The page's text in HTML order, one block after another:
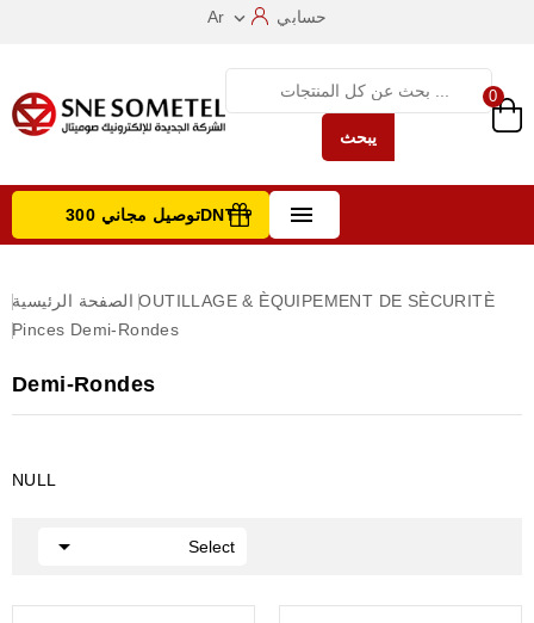
Ar  حسابي
يبحث
0
 توصيل مجاني 300DNT +
الصفحة الرئيسية OUTILLAGE & ÈQUIPEMENT DE SÈCURITÈ
Pinces Demi-Rondes
Demi-Rondes
NULL
Select
